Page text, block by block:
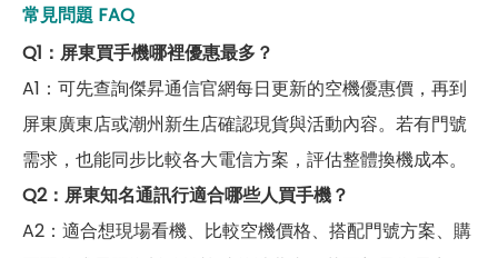
常見問題 FAQ
Q1：屏東買手機哪裡優惠最多？
A1：可先查詢傑昇通信官網每日更新的空機優惠價，再到
屏東廣東店或潮州新生店確認現貨與活動內容。若有門號
需求，也能同步比較各大電信方案，評估整體換機成本。
Q2：屏東知名通訊行適合哪些人買手機？
A2：適合想現場看機、比較空機價格、搭配門號方案、購